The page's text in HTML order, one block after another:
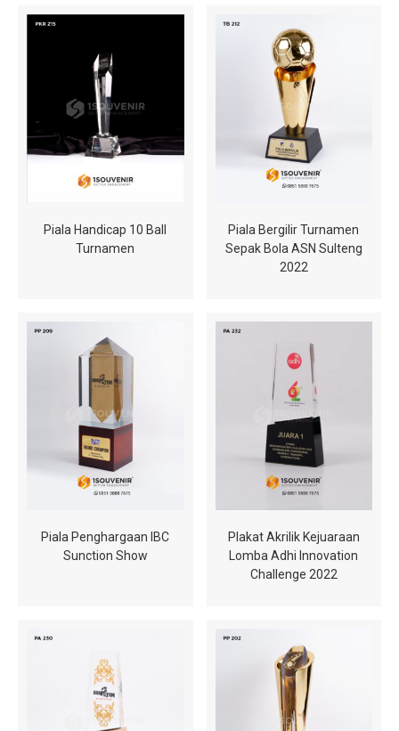
Piala Handicap 10 Ball
Turnamen
Piala Bergilir Turnamen
Sepak Bola ASN Sulteng
2022
Piala Penghargaan IBC
Sunction Show
Plakat Akrilik Kejuaraan
Lomba Adhi Innovation
Challenge 2022